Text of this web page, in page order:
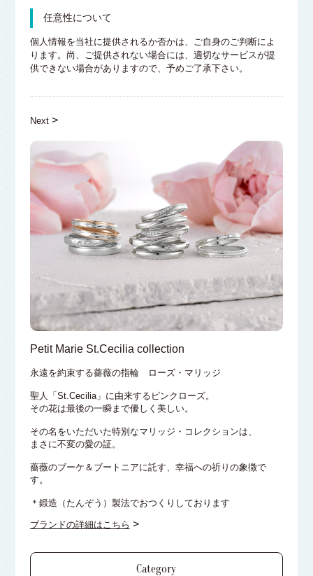
任意性について
個人情報を当社に提供されるか否かは、ご自身のご判断によ
ります。尚、ご提供されない場合には、適切なサービスが提
供できない場合がありますので、予めご了承下さい。
Next >
Petit Marie St.Cecilia collection
永遠を約束する薔薇の指輪 ローズ・マリッジ
聖人「St.Cecilia」に由来するピンクローズ。
その花は最後の一瞬まで優しく美しい。
その名をいただいた特別なマリッジ・コレクションは、
まさに不変の愛の証。
薔薇のブーケ＆ブートニアに託す、幸福への祈りの象徴で
す。
＊鍛造（たんぞう）製法でおつくりしております
ブランドの詳細はこちら >
Category